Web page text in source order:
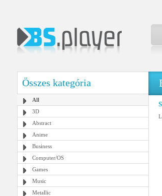
Összes kategória
All
3D
Abstract
Anime
Business
Computer/OS
Games
Music
Metallic